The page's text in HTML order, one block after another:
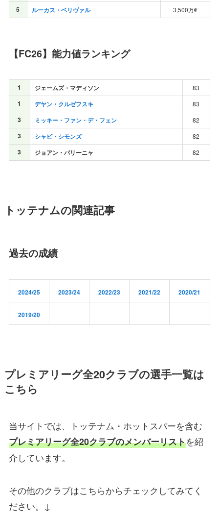
5 ルーカス・ベリヴァル 3,500万€
【FC26】能力値ランキング
1 ジェームズ・マディソン 83
1 デヤン・クルゼフスキ 83
3 ミッキー・ファン・デ・フェン 82
3 シャビ・シモンズ 82
3 ジョアン・パリーニャ 82
トッテナムの関連記事
過去の成績
2024/25 2023/24 2022/23 2021/22 2020/21
2019/20
プレミアリーグ全20クラブの選手一覧は
こちら
当サイトでは、トッテナム・ホットスパーを含む
プレミアリーグ全20クラブのメンバーリストを紹
介しています。
その他のクラブはこちらからチェックしてみてく
ださい。↓